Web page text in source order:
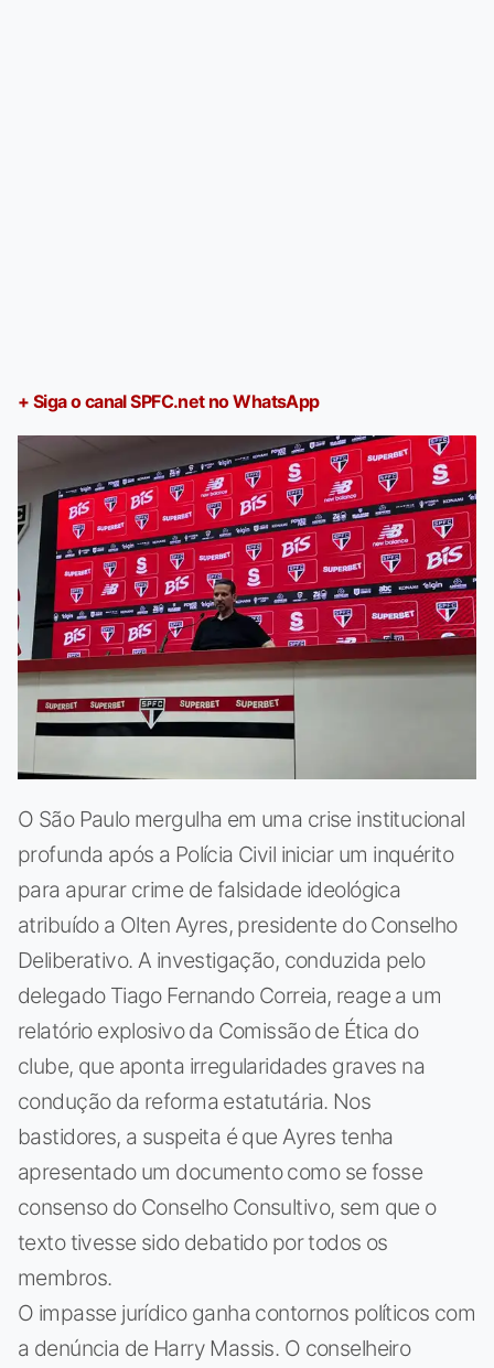
+ Siga o canal SPFC.net no WhatsApp
O São Paulo mergulha em uma crise institucional
profunda após a Polícia Civil iniciar um inquérito
para apurar crime de falsidade ideológica
atribuído a Olten Ayres, presidente do Conselho
Deliberativo. A investigação, conduzida pelo
delegado Tiago Fernando Correia, reage a um
relatório explosivo da Comissão de Ética do
clube, que aponta irregularidades graves na
condução da reforma estatutária. Nos
bastidores, a suspeita é que Ayres tenha
apresentado um documento como se fosse
consenso do Conselho Consultivo, sem que o
texto tivesse sido debatido por todos os
membros.
O impasse jurídico ganha contornos políticos com
a denúncia de Harry Massis. O conselheiro